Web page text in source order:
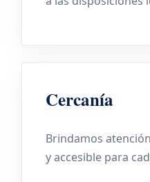
Cercanía
Brindamos
y accesible para